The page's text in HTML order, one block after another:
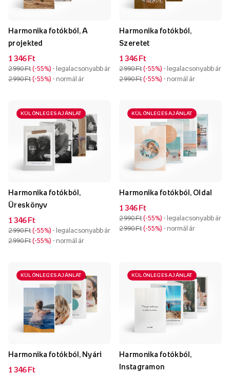
Harmonika fotókból, A
projekted
1 346 Ft
2 990 Ft -55% - legalacsonyabb ár
2 990 Ft -55% - normál ár
Harmonika fotókból,
Szeretet
1 346 Ft
2 990 Ft -55% - legalacsonyabb ár
2 990 Ft -55% - normál ár
KÜLÖNLEGES AJÁNLAT
Harmonika fotókból,
Üreskönyv
1 346 Ft
2 990 Ft -55% - legalacsonyabb ár
2 990 Ft -55% - normál ár
KÜLÖNLEGES AJÁNLAT
Harmonika fotókból, Oldal
1 346 Ft
2 990 Ft -55% - legalacsonyabb ár
2 990 Ft -55% - normál ár
KÜLÖNLEGES AJÁNLAT
Harmonika fotókból, Nyári
1 346 Ft
KÜLÖNLEGES AJÁNLAT
Harmonika fotókból,
Instagramon